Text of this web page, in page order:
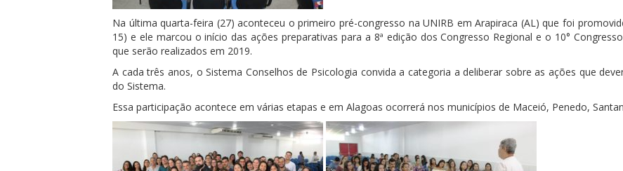
Na última quarta-feira (27) aconteceu o primeiro pré-congresso na UNIRB em Arapiraca (AL) que foi
15) e ele marcou o início das ações preparativas para a 8ª edição dos Congresso Regional e o 10°
que serão realizados em 2019.
A cada três anos, o Sistema Conselhos de Psicologia convida a categoria a deliberar sobre as ações que
do Sistema.
Essa participação acontece em várias etapas e em Alagoas ocorrerá nos municípios de Maceió, Penedo,